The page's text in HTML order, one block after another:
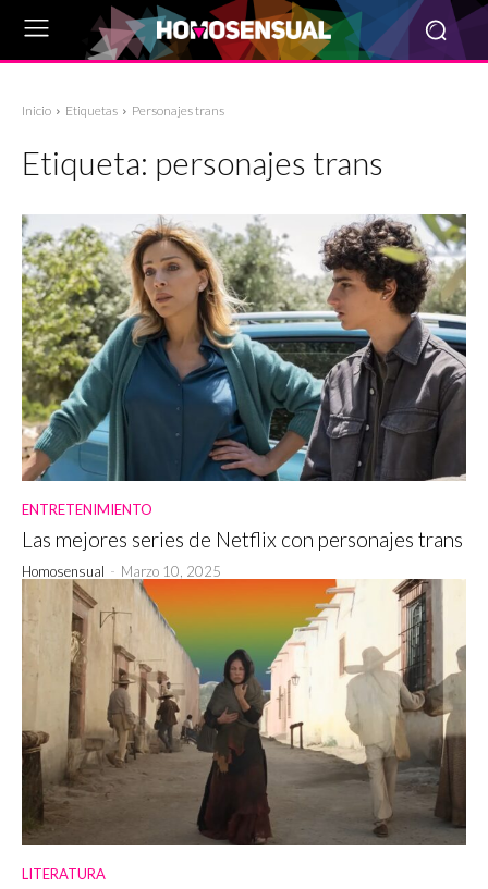
Inicio Etiquetas Personajes trans
Etiqueta: personajes trans
ENTRETENIMIENTO
Las mejores series de Netflix con personajes trans
Homosensual - Marzo 10, 2025
LITERATURA